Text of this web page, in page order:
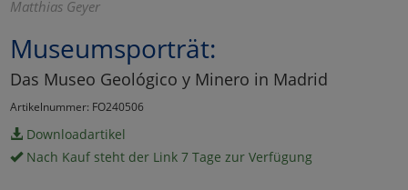
Matthias Geyer
Museumsporträt:
Das Museo Geológico y Minero in Madrid
Artikelnummer: FO240506
Downloadartikel
Nach Kauf steht der Link 7 Tage zur Verfügung
Umfragetools
Cookies
Alle Akzeptieren